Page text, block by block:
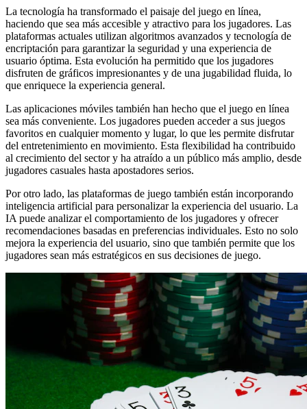
La tecnología ha transformado el paisaje del juego en línea,
haciendo que sea más accesible y atractivo para los jugadores. Las
plataformas actuales utilizan algoritmos avanzados y tecnología de
encriptación para garantizar la seguridad y una experiencia de
usuario óptima. Esta evolución ha permitido que los jugadores
disfruten de gráficos impresionantes y de una jugabilidad fluida, lo
que enriquece la experiencia general.
Las aplicaciones móviles también han hecho que el juego en línea
sea más conveniente. Los jugadores pueden acceder a sus juegos
favoritos en cualquier momento y lugar, lo que les permite disfrutar
del entretenimiento en movimiento. Esta flexibilidad ha contribuido
al crecimiento del sector y ha atraído a un público más amplio, desde
jugadores casuales hasta apostadores serios.
Por otro lado, las plataformas de juego también están incorporando
inteligencia artificial para personalizar la experiencia del usuario. La
IA puede analizar el comportamiento de los jugadores y ofrecer
recomendaciones basadas en preferencias individuales. Esto no solo
mejora la experiencia del usuario, sino que también permite que los
jugadores sean más estratégicos en sus decisiones de juego.